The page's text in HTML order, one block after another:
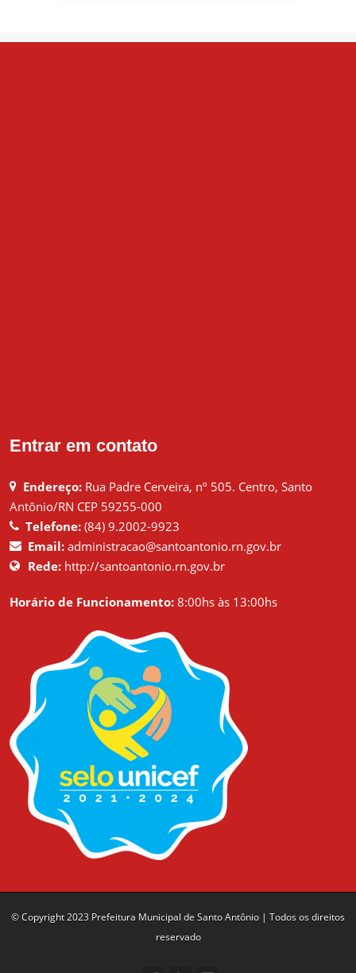
Entrar em contato
Endereço: Rua Padre Cerveira, nº 505. Centro, Santo
Antônio/RN CEP 59255-000
Telefone: (84) 9.2002-9923
Email: administracao@santoantonio.rn.gov.br
Rede: http://santoantonio.rn.gov.br
Horário de Funcionamento: 8:00hs às 13:00hs
© Copyright 2023 Prefeitura Municipal de Santo Antônio | Todos os direitos
reservado